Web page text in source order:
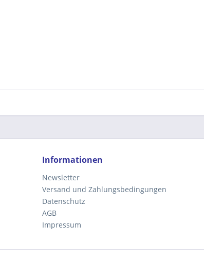
Informationen
Newsletter
Versand und Zahlungsbedingungen
Datenschutz
AGB
Impressum